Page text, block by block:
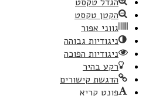
הקטן טקסט
גווני אפור
ניגודיות גבוהה
ניגודיות הפוכה
רקע בהיר
הדגשת קישורים
פונט קריא